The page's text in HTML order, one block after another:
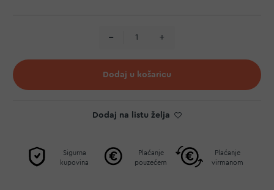
Dodaj u košaricu
Dodaj na listu želja
Sigurna
kupovina
Plaćanje
pouzećem
Plaćanje
virmanom